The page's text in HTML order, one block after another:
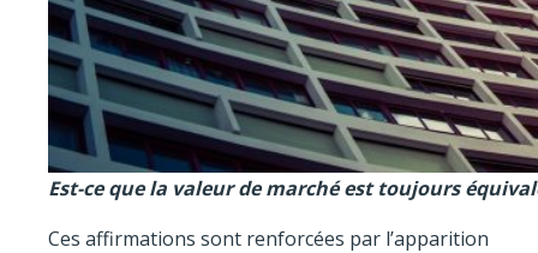
Est-ce que la valeur de marché est toujours
Ces affirmations sont renforcées par l’apparition